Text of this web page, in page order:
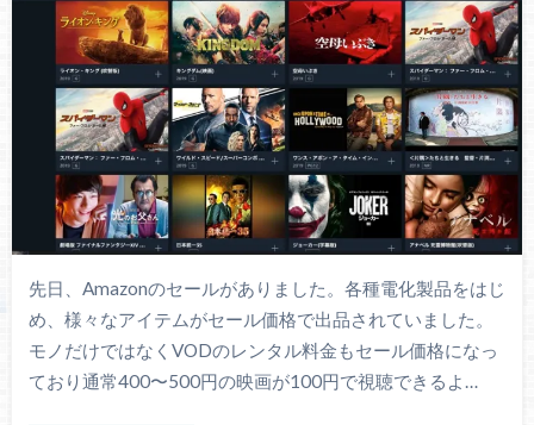
先日、Amazonのセールがありました。各種電化製品をはじ
め、様々なアイテムがセール価格で出品されていました。
モノだけではなくVODのレンタル料金もセール価格になっ
ており通常400〜500円の映画が100円で視聴できるよ…